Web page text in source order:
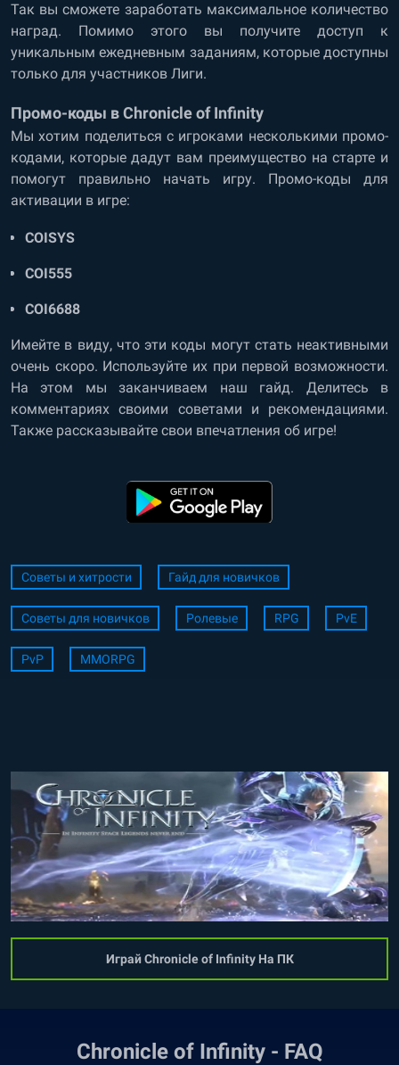
Так вы сможете заработать максимальное количество
наград. Помимо этого вы получите доступ к
уникальным ежедневным заданиям, которые доступны
только для участников Лиги.
Промо-коды в Chronicle of Infinity
Мы хотим поделиться с игроками несколькими промо-
кодами, которые дадут вам преимущество на старте и
помогут правильно начать игру. Промо-коды для
активации в игре:
COISYS
COI555
COI6688
Имейте в виду, что эти коды могут стать неактивными
очень скоро. Используйте их при первой возможности.
На этом мы заканчиваем наш гайд. Делитесь в
комментариях своими советами и рекомендациями.
Также рассказывайте свои впечатления об игре!
Советы и хитрости Гайд для новичков
Советы для новичков Ролевые RPG PvE
PvP MMORPG
Играй Chronicle of Infinity На ПК
Chronicle of Infinity - FAQ